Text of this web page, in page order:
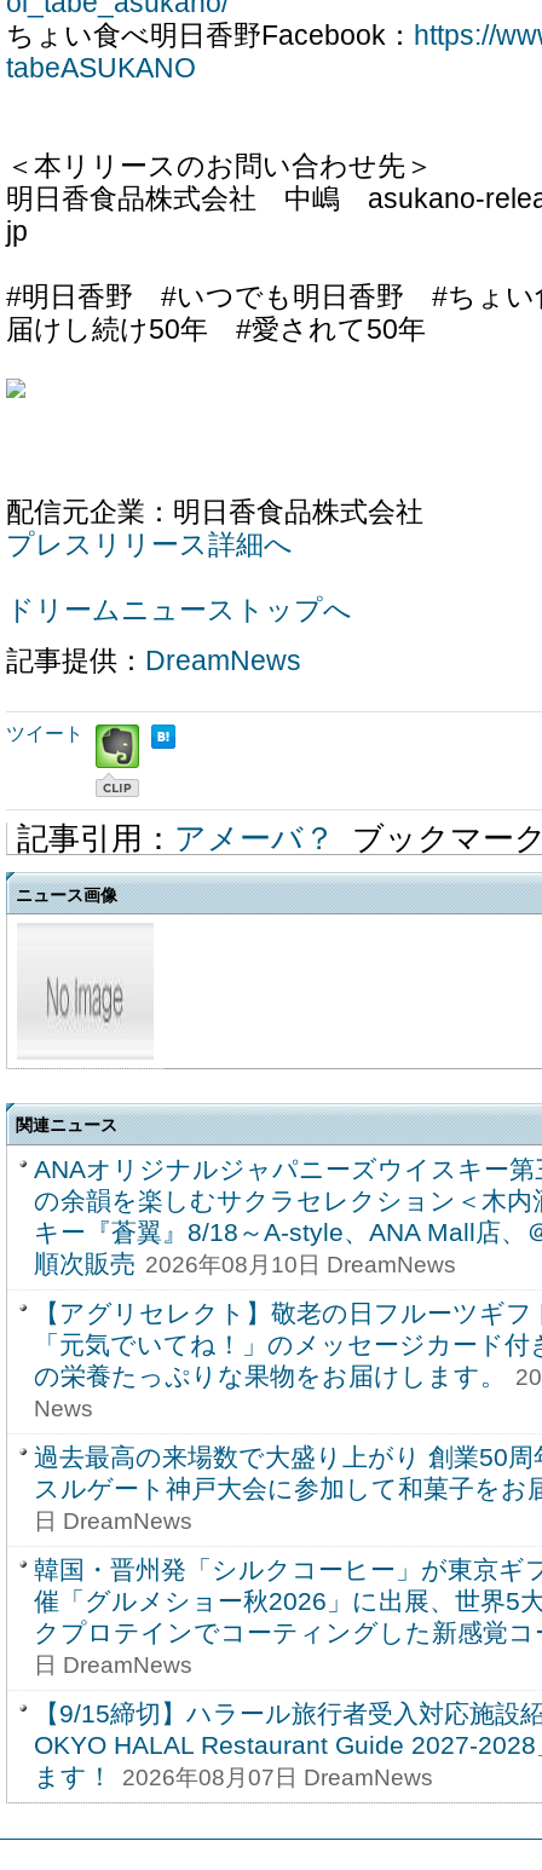
ちょい食べ明日香野Facebook： https://
tabeASUKANO
＜本リリースのお問い合わせ先＞
明日香食品株式会社 中嶋 asukano-
jp
#明日香野 #いつでも明日香野 #ちょ
届けし続け50年 #愛されて50年
配信元企業：明日香食品株式会社
プレスリリース詳細へ
ドリームニューストップへ
記事提供： DreamNews
ツイート
記事引用： アメーバ？ ブックマー
ニュース画像
関連ニュース
ANAオリジナルジャパニーズウイスキー
の余韻を楽しむサクラセレクション＜木内
キー『蒼翼』8/18～A-style、ANA Mall店、
順次販売 2026年08月10日 DreamNews
【アグリセレクト】敬老の日フルーツギ
「元気でいてね！」のメッセージカード
の栄養たっぷりな果物をお届けします。
News
過去最高の来場数で大盛り上がり 創業50
スルゲート神戸大会に参加して和菓子をお
日 DreamNews
韓国・晋州発「シルクコーヒー」が東京ギ
催「グルメショー秋2026」に出展、世界5
クプロテインでコーティングした新感覚コ
日 DreamNews
【9/15締切】ハラール旅行者受入対応施設
OKYO HALAL Restaurant Guide 2027-
ます！
2026年08月07日 DreamNews